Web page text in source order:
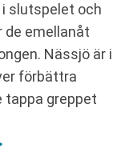
slutspelet och
de emellanåt
Nässjö är i
förbättra
greppet